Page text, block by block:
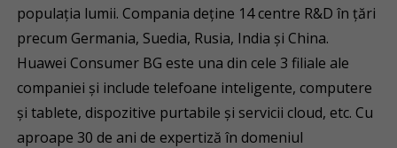
populația lumii. Compania deține 14 centre R&D în țări
precum Germania, Suedia, Rusia, India și China.
Huawei Consumer BG este una din cele 3 filiale ale
companiei și include telefoane inteligente, computere
și tablete, dispozitive purtabile și servicii cloud, etc. Cu
aproape 30 de ani de expertiză în domeniul